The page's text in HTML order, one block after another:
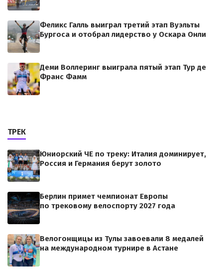
Феликс Галль выиграл третий этап Вуэльты
Бургоса и отобрал лидерство у Оскара Онли
Деми Воллеринг выиграла пятый этап Тур де
Франс Фамм
ТРЕК
Юниорский ЧЕ по треку: Италия доминирует,
Россия и Германия берут золото
Берлин примет чемпионат Европы
по трековому велоспорту 2027 года
Велогонщицы из Тулы завоевали 8 медалей
на международном турнире в Астане